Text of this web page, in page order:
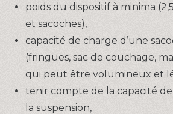
poids du dispositif à minima
et sacoches),
capacité de charge d’une
(fringues, sac de couchage,
qui peut être volumineux et
tenir compte de la capacité
la suspension,